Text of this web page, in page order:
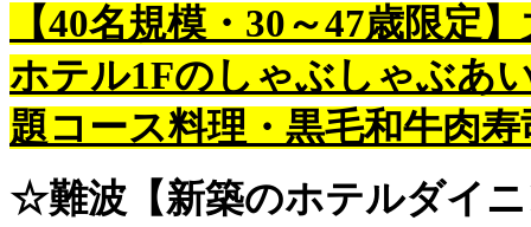
【40名規模・30～47歳限定
ホテル1Fのしゃぶしゃぶあ
題コース料理・黒毛和牛肉
☆難波【新築のホテルダイ